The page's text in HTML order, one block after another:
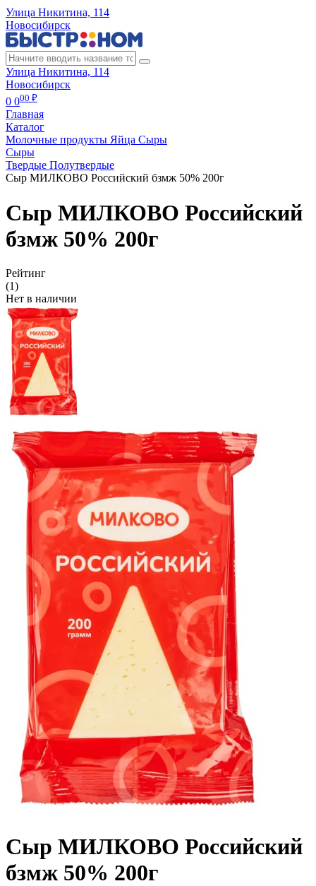
Улица Никитина, 114
Новосибирск
Улица Никитина, 114
Новосибирск
0 000 ₽
Главная
Каталог
Молочные продукты Яйца Сыры
Сыры
Твердые Полутвердые
Сыр МИЛКОВО Российский бзмж 50% 200г
Сыр МИЛКОВО Российский
бзмж 50% 200г
Рейтинг
(1)
Нет в наличии
Сыр МИЛКОВО Российский
бзмж 50% 200г